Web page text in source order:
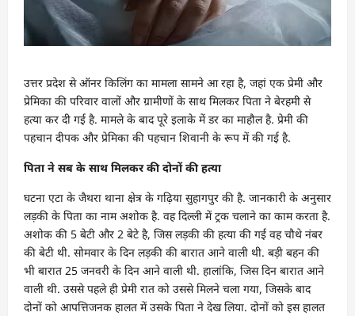
उत्तर प्रदेश से ऑनर किलिंग का मामला सामने आ रहा है, जहां एक प्रेमी और
प्रेमिका की परिवार वालों और ग्रामीणों के साथ मिलकर पिता ने बेरहमी से
हत्या कर दी गई है. मामले के बाद पूरे इलाके में डर का माहौल है. प्रेमी की
पहचान दीपक और प्रेमिका की पहचान शिवानी के रूप में की गई है.
पिता ने सब के साथ मिलकर की दोनों की हत्या
घटना एटा के जैथरा थाना क्षेत्र के गढ़िया सुहागपुर की है. जानकारी के अनुसार
लड़की के पिता का नाम अशोक है. वह दिल्ली में ट्रक चलाने का काम करता है.
अशोक की 5 बेटी और 2 बेटे है, जिस लड़की की हत्या की गई वह चौथे नंबर
की बेटी थी. सोमवार के दिन लड़की की बारात आने वाली थी. बड़ी बहन की
भी बारात 25 जनवरी के दिन आने वाली थी. हालांकि, जिस दिन बारात आने
वाली थी. उससे पहले ही प्रेमी रात को उससे मिलने चला गया, जिसके बाद
दोनों को आपत्तिजनक हालत में उसके पिता ने देख लिया. दोनों को इस हालत